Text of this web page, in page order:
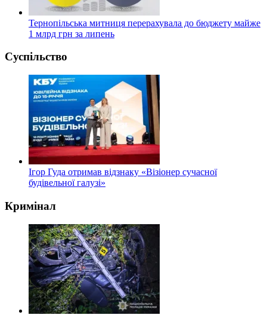
Тернопільська митниця перерахувала до бюджету майже
1 млрд грн за липень
Суспільство
Ігор Гуда отримав відзнаку «Візіонер сучасної
будівельної галузі»
Кримінал